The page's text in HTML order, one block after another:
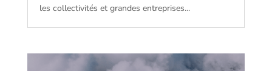
les collectivités et grandes entreprises...